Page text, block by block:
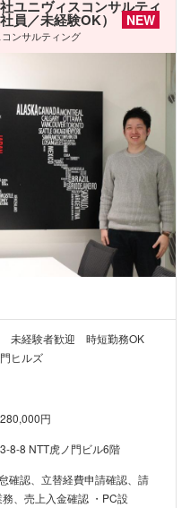
ユニヴィスコンサルティ
員／未経験OK） NEW
ンサルティング
未経験者歓迎 時短勤務OK
ヒルズ
円
8-8 NTT虎ノ門ビル6階
確認、立替経費申請確認、請
、売上入金確認 ・PC設